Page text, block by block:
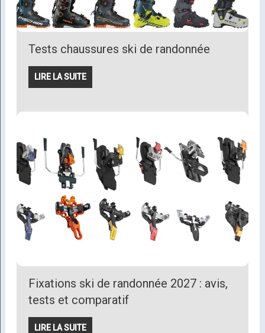
Tests chaussures ski de randonnée
LIRE LA SUITE
Fixations ski de randonnée 2027 : avis,
tests et comparatif
LIRE LA SUITE